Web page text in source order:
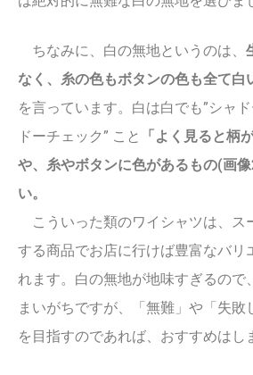
ちなみに、白の無地というのは、
なく、糸の色もボタンの色も全て白
を言っています。白は白でも”シャ
ドーチェック” こと
「よく見ると柄
や、糸やボタンに色があるもの(画
い。
こういった類のワイシャツは、ス
する商品でお店に行けば豊富なバリ
れます。白の無地が地味すぎるので
まいがちですが、「無難」や「失敗
を目指すのであれば、おすすめはし